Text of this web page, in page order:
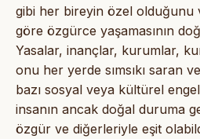
gibi her bireyin özel olduğunu
göre özgürce yaşamasının
Yasalar, inançlar, kurumlar,
onu her yerde sımsıkı saran
bazı sosyal veya kültürel
insanın ancak doğal duruma
özgür ve diğerleriyle eşit